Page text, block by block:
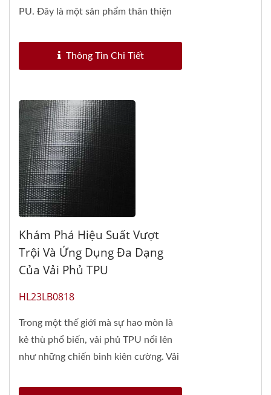
PU. Đây là một sản phẩm thân thiện
Thông Tin Chi Tiết
Khám Phá Hiệu Suất Vượt
Trội Và Ứng Dụng Đa Dạng
Của Vải Phủ TPU
HL23LB0818
Trong một thế giới mà sự hao mòn là
kẻ thù phổ biến, vải phủ TPU nổi lên
như những chiến binh kiên cường. Vải